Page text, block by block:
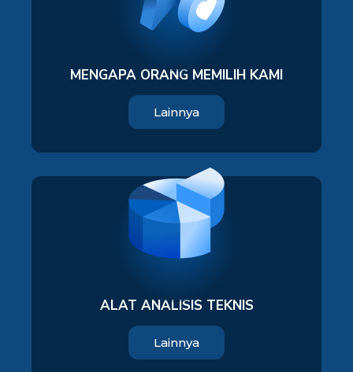
MENGAPA ORANG MEMILIH KAMI
Lainnya
ALAT ANALISIS TEKNIS
Lainnya